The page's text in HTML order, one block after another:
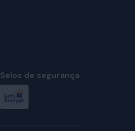
Selos de segurança